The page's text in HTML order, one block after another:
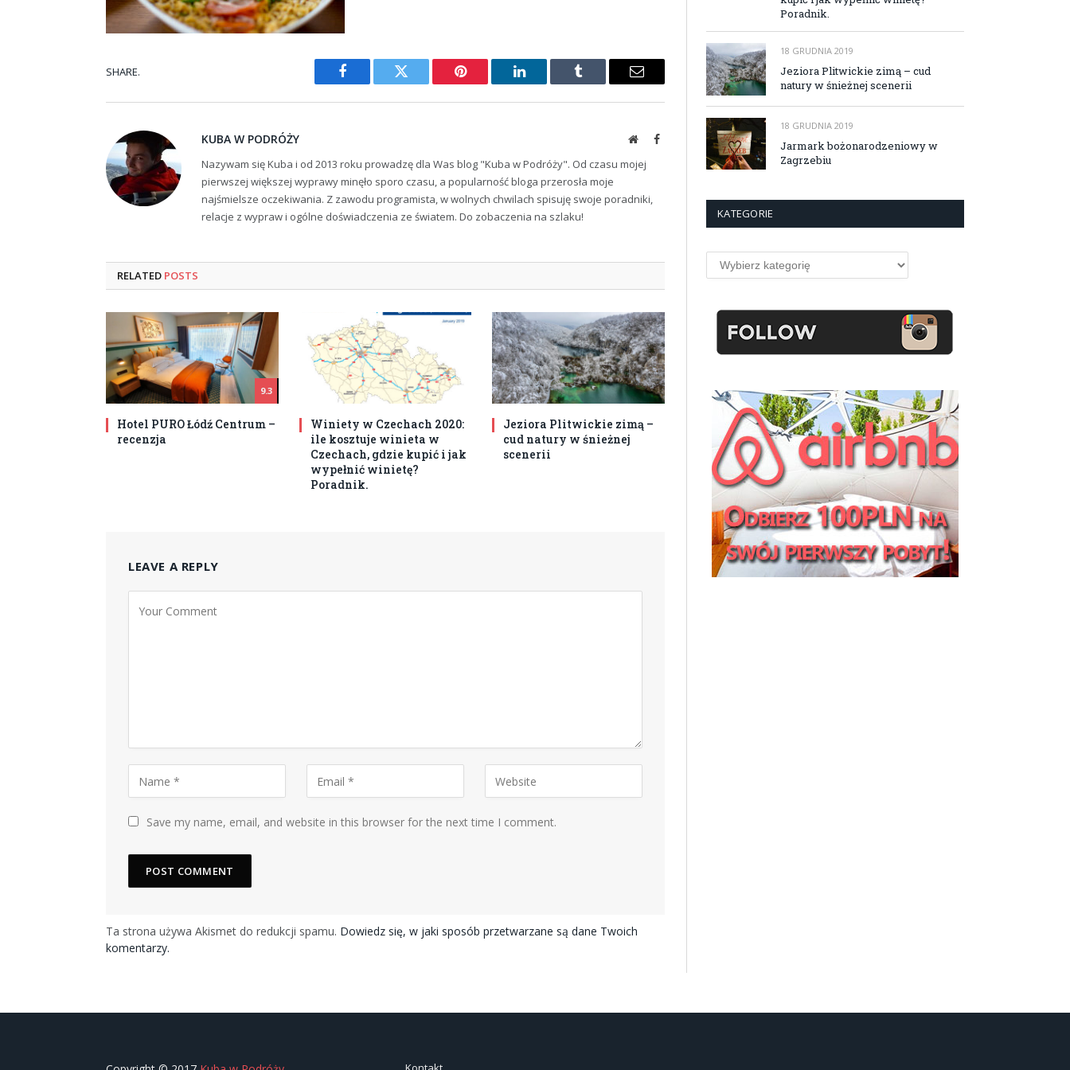
SHARE.
Facebook Twitter Pinterest LinkedIn Tumblr Email
KUBA W PODRÓŻY WebsiteFacebook
Nazywam się Kuba i od 2013 roku prowadzę dla Was blog "Kuba w Podróży". Od czasu mojej
pierwszej większej wyprawy minęło sporo czasu, a popularność bloga przerosła moje
najśmielsze oczekiwania. Z zawodu programista, w wolnych chwilach spisuję swoje poradniki,
relacje z wypraw i ogólne doświadczenia ze światem. Do zobaczenia na szlaku!
RELATED POSTS
9.3
Hotel PURO Łódź Centrum –
recenzja
Winiety w Czechach 2020:
ile kosztuje winieta w
Czechach, gdzie kupić i jak
wypełnić winietę?
Poradnik.
Jeziora Plitwickie zimą –
cud natury w śnieżnej
scenerii
LEAVE A REPLY
Save my name, email, and website in this browser for the next time I comment.
Ta strona używa Akismet do redukcji spamu. Dowiedz się, w jaki sposób przetwarzane są dane Twoich
komentarzy.
Poradnik.
18 GRUDNIA 2019
Jeziora Plitwickie zimą – cud
natury w śnieżnej scenerii
18 GRUDNIA 2019
Jarmark bożonarodzeniowy w
Zagrzebiu
KATEGORIE
Kategorie